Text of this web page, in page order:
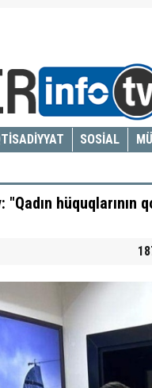
SOSİAL
"Qadın